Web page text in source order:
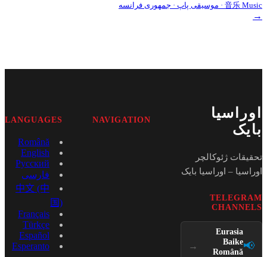
音乐 Music · موسیقی پاپ · جمهوری فرانسه
→
اوراسیا
بایک
تحقیقات ژئوکالچر
اوراسیا – اوراسیا بایک
TELEGRAM
CHANNELS
📢
Eurasia
Baike
Română
→
NAVIGATION
LANGUAGES
Română
English
Русский
فارسی
中文 (中
国)
Français
Türkçe
Español
Esperanto